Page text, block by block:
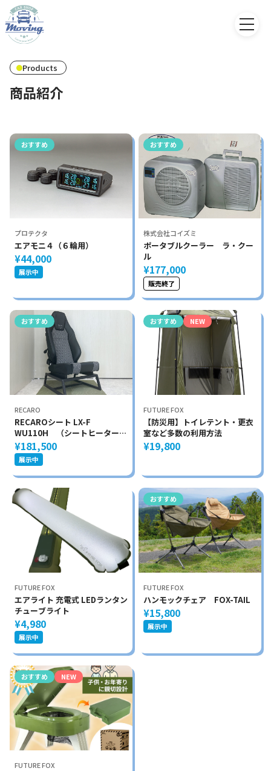
Products
商品紹介
おすすめ
プロテクタ
エアモニ４（６輪用）
¥44,000
展示中
おすすめ
株式会社コイズミ
ポータブルクーラー ラ・クー
ル
¥177,000
販売終了
おすすめ
RECARO
RECAROシート LX-F
WU110H （シートヒーター付
き）・アームレスト取付可能
¥181,500
展示中
おすすめ NEW
FUTURE FOX
【防災用】トイレテント・更衣
室など多数の利用方法
¥19,800
FUTURE FOX
エアライト 充電式 LEDランタン
チューブライト
¥4,980
展示中
おすすめ
FUTURE FOX
ハンモックチェア FOX-TAIL
¥15,800
展示中
おすすめ NEW
FUTURE FOX